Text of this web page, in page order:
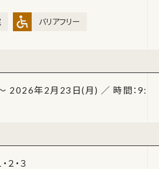
バリアフリー
2026年2月23日(月) ／ 時間：9:
・３